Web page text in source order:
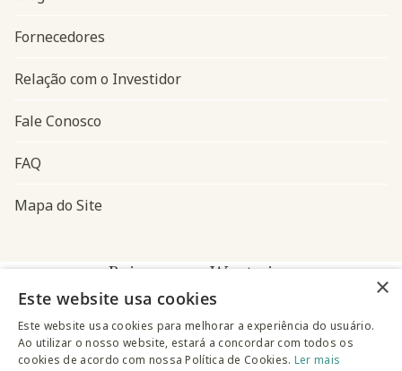
Fornecedores
Relação com o Investidor
Fale Conosco
FAQ
Mapa do Site
Baixe o app Westwing
×
Este website usa cookies
Este website usa cookies para melhorar a experiência do usuário.
Ao utilizar o nosso website, estará a concordar com todos os
cookies de acordo com nossa Política de Cookies. Ler mais